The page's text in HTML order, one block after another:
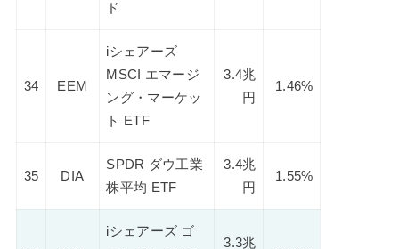
ド
34 EEM
iシェアーズ
MSCI エマージ
ング・マーケッ
ト ETF
3.4兆
円
1.46%
35 DIA
SPDR ダウ工業
株平均 ETF
3.4兆
円
1.55%
iシェアーズ ゴ
3.3兆